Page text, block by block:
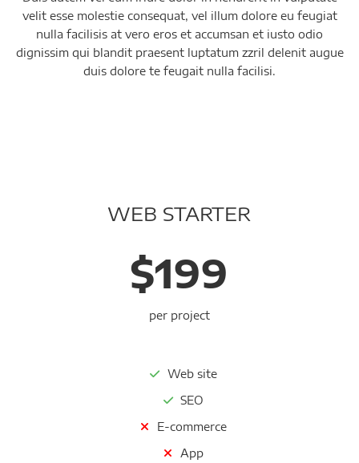
velit esse molestie consequat, vel illum dolore eu feugiat
nulla facilisis at vero eros et accumsan et iusto odio
dignissim qui blandit praesent luptatum zzril delenit augue
duis dolore te feugait nulla facilisi.
WEB STARTER
$199
per project
Web site
SEO
E-commerce
App